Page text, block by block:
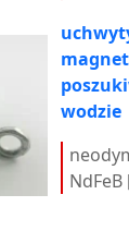
wodzie